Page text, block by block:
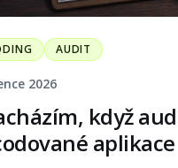
AUDIT
2026
když
aplikace